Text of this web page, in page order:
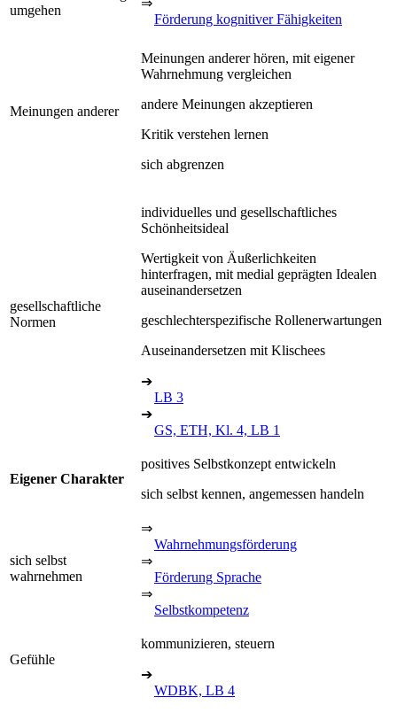
umgehen
Förderung kognitiver Fähigkeiten
Meinungen anderer
Meinungen anderer hören, mit eigener
Wahrnehmung vergleichen
andere Meinungen akzeptieren
Kritik verstehen lernen
sich abgrenzen
gesellschaftliche
Normen
individuelles und gesellschaftliches
Schönheitsideal
Wertigkeit von Äußerlichkeiten
hinterfragen, mit medial geprägten Idealen
auseinandersetzen
geschlechterspezifische Rollenerwartungen
Auseinandersetzen mit Klischees
➔
LB 3
➔
GS, ETH, Kl. 4, LB 1
Eigener Charakter
positives Selbstkonzept entwickeln
sich selbst kennen, angemessen handeln
sich selbst
wahrnehmen
⇒
Wahrnehmungsförderung
⇒
Förderung Sprache
⇒
Selbstkompetenz
Gefühle
kommunizieren, steuern
➔
WDBK, LB 4